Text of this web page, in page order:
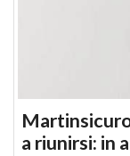
a riunirsi: in